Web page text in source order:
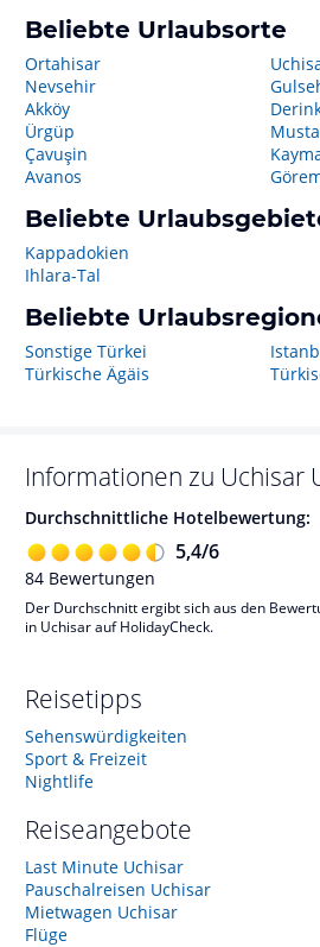
Beliebte Urlaubsorte
Ortahisar
Nevsehir
Akköy
Ürgüp
Çavuşin
Avanos
Beliebte
Kappadokien
Ihlara-Tal
Beliebte
Sonstige Türkei
Türkische Ägäis
Informationen zu Uchisar
Durchschnittliche Hotelbewertung:
5,4/6
84 Bewertungen
Der Durchschnitt ergibt sich aus den
in Uchisar auf HolidayCheck.
Reisetipps
Sehenswürdigkeiten
Sport & Freizeit
Nightlife
Reiseangebote
Last Minute Uchisar
Pauschalreisen Uchisar
Mietwagen Uchisar
Flüge